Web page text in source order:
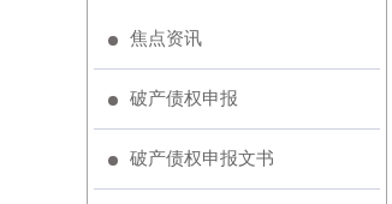
焦点资讯
破产债权申报
破产债权申报文书